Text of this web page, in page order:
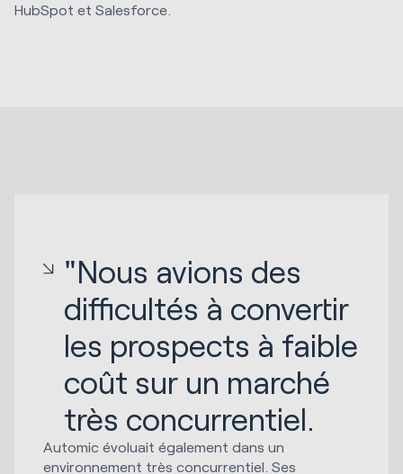
HubSpot et Salesforce.
"Nous avions des
difficultés à convertir
les prospects à faible
coût sur un marché
très concurrentiel.
Automic évoluait également dans un
environnement très concurrentiel. Ses